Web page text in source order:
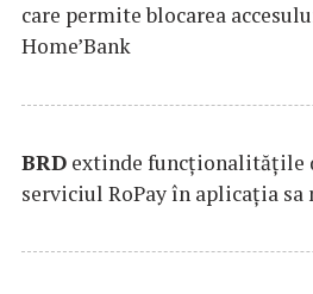
care permite blocarea
Home’Bank
BRD extinde funcţionalităţile
serviciul RoPay în aplicaţia sa